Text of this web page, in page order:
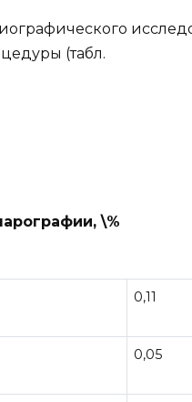
(табл.
\%
0,11
0,05